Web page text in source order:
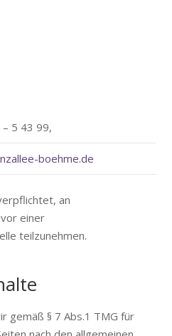
5 43 99,
boehme.de
an
einer
teilzunehmen.
gemäß § 7 Abs.1 TMG für